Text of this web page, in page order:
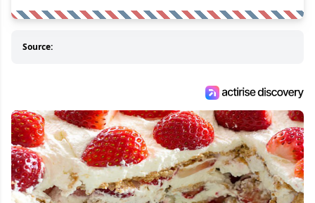
Source: